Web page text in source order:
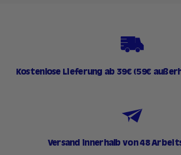
Kostenlose Lieferung ab 39€ (59€
Versand innerhalb von 48